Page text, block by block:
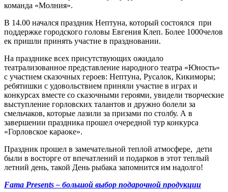
команда «Молния».
В 14.00 начался праздник Нептуна, который состоялся при
поддержке городского головы Евгения Клеп. Более 1000челов
ек пришли принять участие в праздновании.
На празднике всех присутствующих ожидало
театрализованное представление народного театра «Юность»
с участием сказочных героев: Нептуна, Русалок, Кикиморы;
ребятишки с удовольствием приняли участие в играх и
конкурсах вместе со сказочными героями, увидели творческие
выступление горловских талантов и дружно болели за
смельчаков, которые лазили за призами по столбу. А в
завершении праздника прошел очередной тур конкурса
«Горловское караоке».
Праздник прошел в замечательной теплой атмосфере, дети
были в восторге от впечатлений и подарков в этот теплый
летний день, такой День рыбака запомнится им надолго!
Fama Presents – большой выбор подарочной продукции